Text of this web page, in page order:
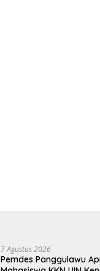
7 Agustus 2026
Pemdes Panggulawu